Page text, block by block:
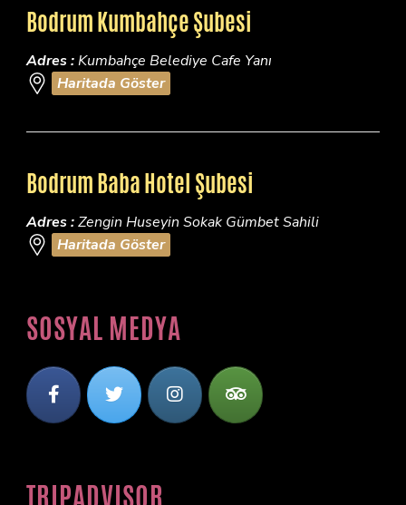
Bodrum Kumbahçe Şubesi
Adres :Kumbahçe Belediye Cafe Yanı
Haritada Göster
Bodrum Baba Hotel Şubesi
Adres :Zengin Huseyin Sokak Gümbet Sahili
Haritada Göster
SOSYAL MEDYA